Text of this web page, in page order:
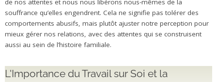
de nos attentes et nous nous libérons nous-mêmes de la
souffrance qu’elles engendrent. Cela ne signifie pas tolérer des
comportements abusifs, mais plutôt ajuster notre perception pour
mieux gérer nos relations, avec des attentes qui se construisent
aussi au sein de l’histoire familiale.
L'Importance du Travail sur Soi et la